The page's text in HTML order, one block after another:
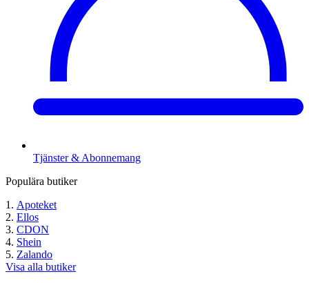
Tjänster & Abonnemang
Populära butiker
Apoteket
Ellos
CDON
Shein
Zalando
Visa alla butiker